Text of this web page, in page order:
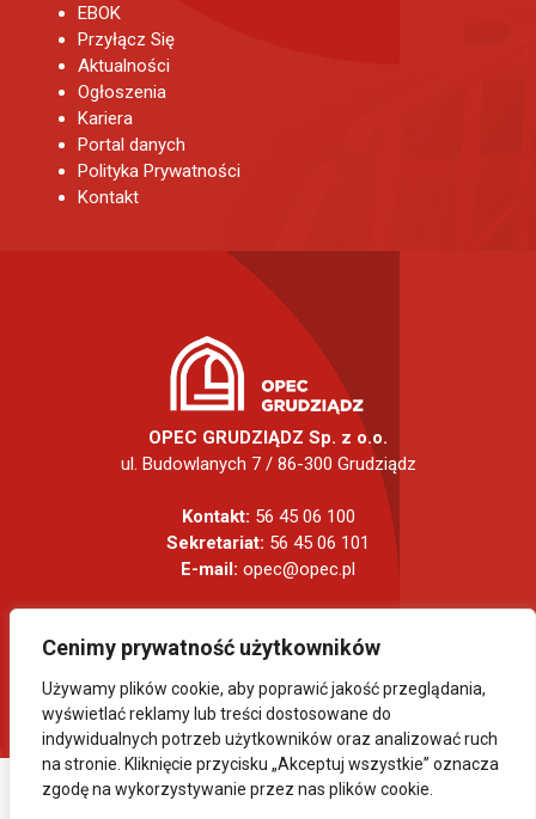
Cenimy prywatność użytkowników
Używamy plików cookie, aby poprawić jakość przeglądania,
wyświetlać reklamy lub treści dostosowane do
indywidualnych potrzeb użytkowników oraz analizować ruch
na stronie. Kliknięcie przycisku „Akceptuj wszystkie” oznacza
zgodę na wykorzystywanie przez nas plików cookie.
EBOK
Przyłącz Się
Aktualności
Ogłoszenia
Kariera
Portal danych
Polityka Prywatności
Kontakt
OPEC GRUDZIĄDZ Sp. z o.o.
ul. Budowlanych 7 / 86-300 Grudziądz
Kontakt: 56 45 06 100
Sekretariat: 56 45 06 101
E-mail: opec@opec.pl